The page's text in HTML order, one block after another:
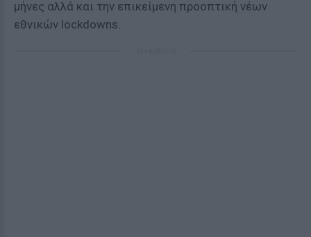
μήνες αλλά και την επικείμενη προοπτική νέων
εθνικών lockdowns.